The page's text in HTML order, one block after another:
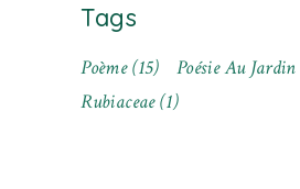
Tags
Poème(15) Poésie Au Jardin
Rubiaceae(1)